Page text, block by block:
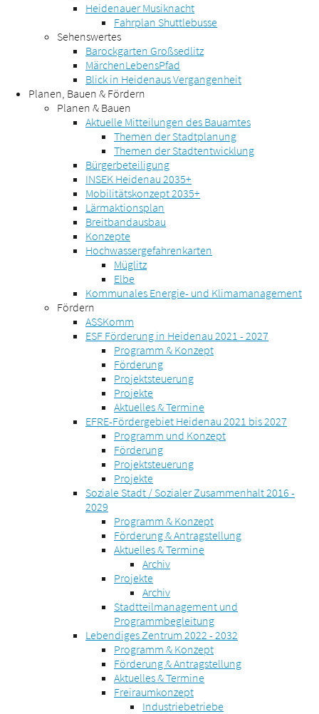
Heidenauer Musiknacht
Fahrplan Shuttlebusse
Sehenswertes
Barockgarten Großsedlitz
MärchenLebensPfad
Blick in Heidenaus Vergangenheit
Planen, Bauen & Fördern
Planen & Bauen
Aktuelle Mitteilungen des Bauamtes
Themen der Stadtplanung
Themen der Stadtentwicklung
Bürgerbeteiligung
INSEK Heidenau 2035+
Mobilitätskonzept 2035+
Lärmaktionsplan
Breitbandausbau
Konzepte
Hochwassergefahrenkarten
Müglitz
Elbe
Kommunales Energie- und Klimamanagement
Fördern
ASSKomm
ESF Förderung in Heidenau 2021 - 2027
Programm & Konzept
Förderung
Projektsteuerung
Projekte
Aktuelles & Termine
EFRE-Fördergebiet Heidenau 2021 bis 2027
Programm und Konzept
Förderung
Projektsteuerung
Projekte
Soziale Stadt / Sozialer Zusammenhalt 2016 -
2029
Programm & Konzept
Förderung & Antragstellung
Aktuelles & Termine
Archiv
Projekte
Archiv
Stadtteilmanagement und
Programmbegleitung
Lebendiges Zentrum 2022 - 2032
Programm & Konzept
Förderung & Antragstellung
Aktuelles & Termine
Freiraumkonzept
Industriebetriebe